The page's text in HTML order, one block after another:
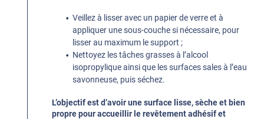
Veillez à lisser avec un papier de verre et à
appliquer une sous-couche si nécessaire, pour
lisser au maximum le support ;
Nettoyez les tâches grasses à l’alcool
isopropylique ainsi que les surfaces sales à l’eau
savonneuse, puis séchez.
L’objectif est d’avoir une surface lisse, sèche et bien
propre pour accueillir le revêtement adhésif et